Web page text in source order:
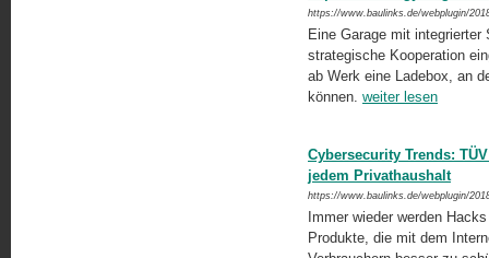
https://www.baulinks.de/webplugin/
Eine Garage mit
strategische Kooperation
ab Werk eine Ladebox, an
können. weiter lesen
Cybersecurity Trends:
jedem Privathaushalt
https://www.baulinks.de/webplugin/
Immer wieder werden
Produkte, die mit dem